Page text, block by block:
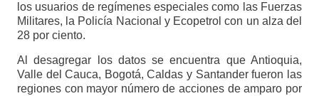
los usuarios de regímenes especiales como las Fuerzas
Militares, la Policía Nacional y Ecopetrol con un alza del
28 por ciento.
Al desagregar los datos se encuentra que Antioquia,
Valle del Cauca, Bogotá, Caldas y Santander fueron las
regiones con mayor número de acciones de amparo por